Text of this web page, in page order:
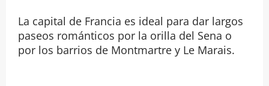
La capital de Francia es ideal para dar largos
paseos románticos por la orilla del Sena o
por los barrios de Montmartre y Le Marais.